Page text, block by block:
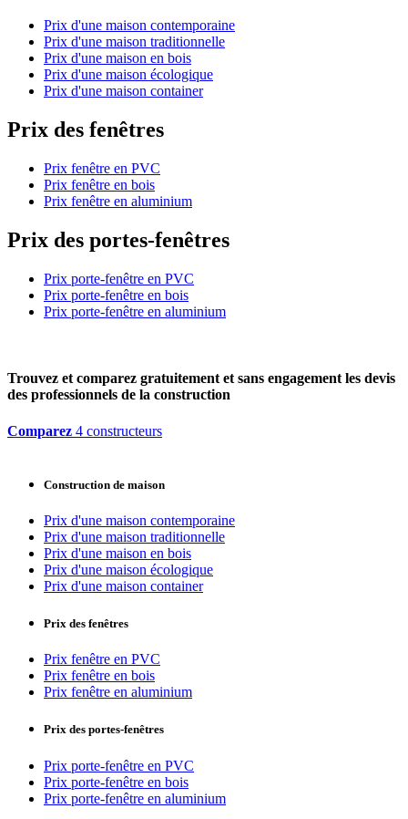
Prix d'une maison contemporaine
Prix d'une maison traditionnelle
Prix d'une maison en bois
Prix d'une maison écologique
Prix d'une maison container
Prix des fenêtres
Prix fenêtre en PVC
Prix fenêtre en bois
Prix fenêtre en aluminium
Prix des portes-fenêtres
Prix porte-fenêtre en PVC
Prix porte-fenêtre en bois
Prix porte-fenêtre en aluminium
Trouvez et comparez gratuitement et sans engagement les devis
des professionnels de la construction
Comparez 4 constructeurs
Construction de maison
Prix d'une maison contemporaine
Prix d'une maison traditionnelle
Prix d'une maison en bois
Prix d'une maison écologique
Prix d'une maison container
Prix des fenêtres
Prix fenêtre en PVC
Prix fenêtre en bois
Prix fenêtre en aluminium
Prix des portes-fenêtres
Prix porte-fenêtre en PVC
Prix porte-fenêtre en bois
Prix porte-fenêtre en aluminium